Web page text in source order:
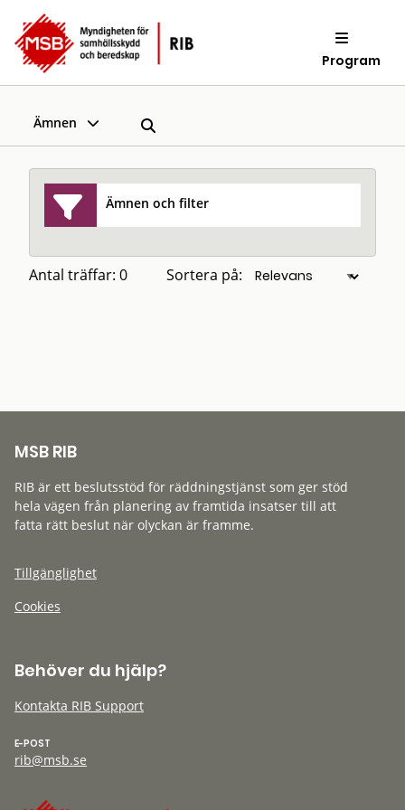
Program
Ämnen
Ämnen och filter
Antal träffar: 0 Sortera på:
MSB RIB
RIB är ett beslutsstöd för räddningstjänst som ger stöd
hela vägen från planering av framtida insatser till att
fatta rätt beslut när olyckan är framme.
Tillgänglighet
Cookies
Behöver du hjälp?
Kontakta RIB Support
E-POST
rib@msb.se